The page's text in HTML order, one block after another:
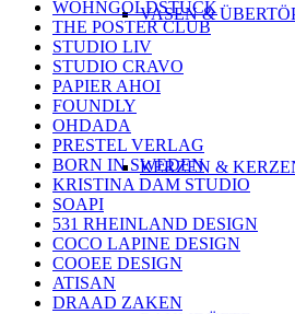
VASEN &
KERZEN &
WOHNGOLDSTÜCK
THE POSTER CLUB
STUDIO LIV
STUDIO CRAVO
PAPIER AHOI
FOUNDLY
OHDADA
PRESTEL VERLAG
BORN IN SWEDEN
KRISTINA DAM STUDIO
SOAPI
531 RHEINLAND DESIGN
COCO LAPINE DESIGN
COOEE DESIGN
ATISAN
DRAAD ZAKEN